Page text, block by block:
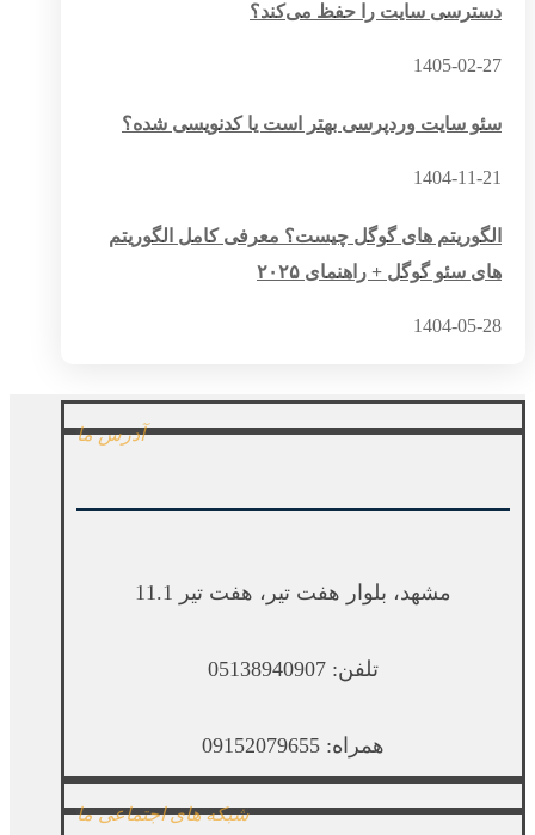
دسترسی سایت را حفظ می‌کند؟
1405-02-27
سئو سایت وردپرسی بهتر است یا کدنویسی شده؟
1404-11-21
الگوریتم های گوگل چیست؟ معرفی کامل الگوریتم
های سئو گوگل + راهنمای ۲۰۲۵
1404-05-28
آدرس ما
مشهد، بلوار هفت تیر، هفت تیر 11.1
تلفن: 05138940907
همراه: 09152079655
شبکه های اجتماعی ما